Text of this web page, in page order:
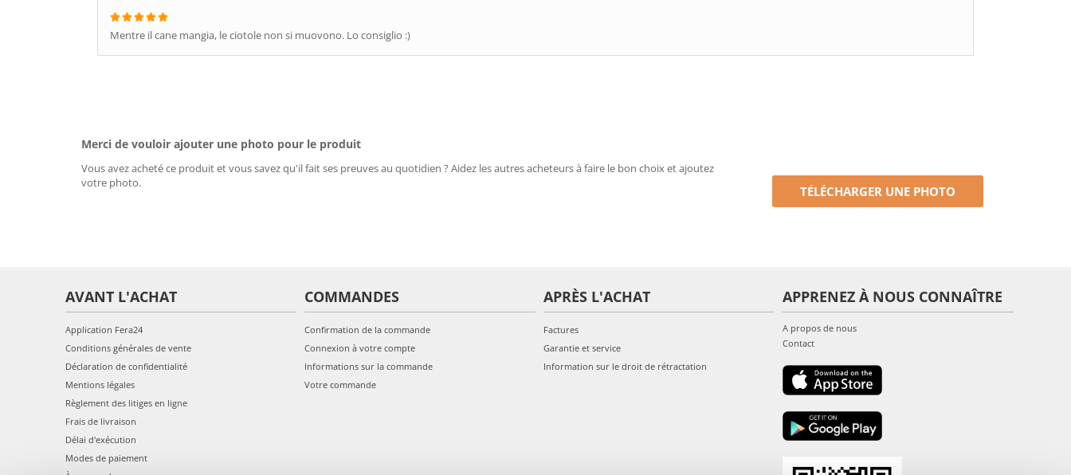
Mentre il cane mangia, le ciotole non si muovono. Lo consiglio :)
Merci de vouloir ajouter une photo pour le produit
Vous avez acheté ce produit et vous savez qu'il fait ses preuves au quotidien ? Aidez les autres acheteurs à faire le bon choix et ajoutez
votre photo.
TÉLÉCHARGER UNE PHOTO
AVANT L'ACHAT
Application Fera24
Conditions générales de vente
Déclaration de confidentialité
Mentions légales
Règlement des litiges en ligne
Frais de livraison
Délai d'exécution
Modes de paiement
COMMANDES
Confirmation de la commande
Connexion à votre compte
Informations sur la commande
Votre commande
APRÈS L'ACHAT
Factures
Garantie et service
Information sur le droit de rétractation
APPRENEZ À NOUS CONNAÎTRE
A propos de nous
Contact